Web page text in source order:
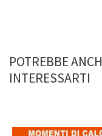
POTREBBE
INTERESSARTI